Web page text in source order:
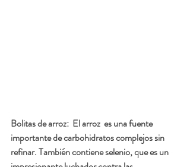
Bolitas de arroz: El arroz  es una fuente
importante de carbohidratos complejos sin
refinar. También contiene selenio, que es un